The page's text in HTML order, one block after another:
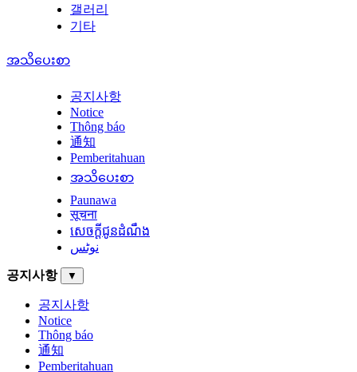
갤러리
기타
အသိပေးစာ
공지사항
Notice
Thông báo
通知
Pemberitahuan
အသိပေးစာ
Paunawa
सूचना
សេចក្តីជូនដំណឹង
نوٹس
공지사항 ▼
공지사항
Notice
Thông báo
通知
Pemberitahuan